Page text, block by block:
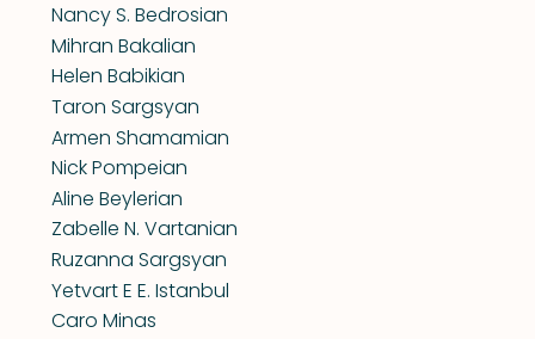
Nancy S. Bedrosian
Mihran Bakalian
Helen Babikian
Taron Sargsyan
Armen Shamamian
Nick Pompeian
Aline Beylerian
Zabelle N. Vartanian
Ruzanna Sargsyan
Yetvart E E. Istanbul
Caro Minas